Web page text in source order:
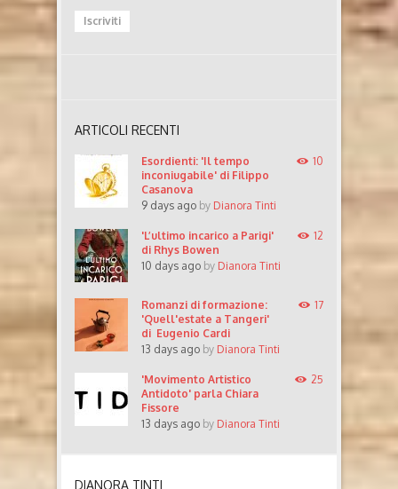
ARTICOLI RECENTI
Esordienti: 'Il tempo
inconiugabile' di Filippo
Casanova
9 days ago by Dianora Tinti
10
'L’ultimo incarico a Parigi'
di Rhys Bowen
10 days ago by Dianora Tinti
12
Romanzi di formazione:
'Quell'estate a Tangeri'
di Eugenio Cardi
13 days ago by Dianora Tinti
17
'Movimento Artistico
Antidoto' parla Chiara
Fissore
13 days ago by Dianora Tinti
25
DIANORA TINTI